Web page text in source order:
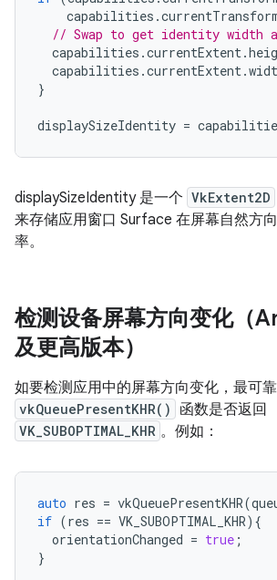
capabilities .
// Swap to get identity width
capabilities .currentExtent.
capabilities .currentExtent.
}
displaySizeIdentity =
displaySizeIdentity 是一个 VkExtent2D
来存储应用窗口 Surface 在屏幕自然方
率。
检测设备屏幕方向变化（
及更高版本）
如要检测应用中的屏幕方向变化，最可
vkQueuePresentKHR() 函数是否返回
VK_SUBOPTIMAL_KHR 。例如：
auto res = vkQueuePresentKHR(
if (res == VK_SUBOPTIMAL_KHR){
orientationChanged = true ;
}